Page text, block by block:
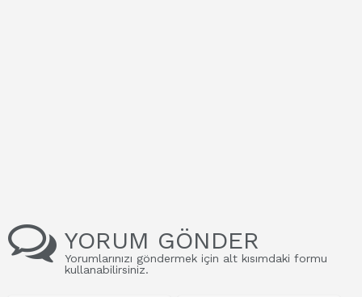
YORUM GÖNDER
Yorumlarınızı göndermek için alt kısımdaki formu
kullanabilirsiniz.